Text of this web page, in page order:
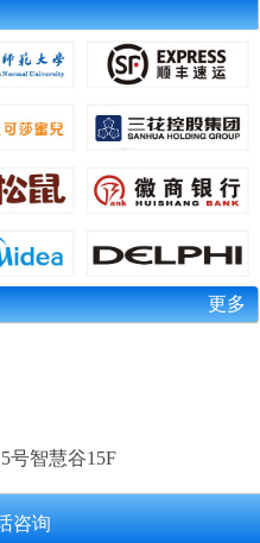
更多
号智慧谷15F
咨询